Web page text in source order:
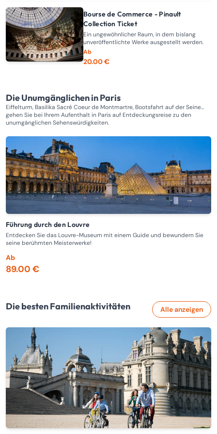
Bourse de Commerce - Pinault
Collection Ticket
Ein ungewöhnlicher Raum, in dem bislang
unveröffentlichte Werke ausgestellt werden.
Ab
20.00 €
Die Unumgänglichen in Paris
Eiffelturm, Basilika Sacré Coeur de Montmartre, Bootsfahrt auf der Seine...
gehen Sie bei Ihrem Aufenthalt in Paris auf Entdeckungsreise zu den
unumgänglichen Sehenswürdigkeiten.
Führung durch den Louvre
Entdecken Sie das Louvre-Museum mit einem Guide und bewundern Sie
seine berühmten Meisterwerke!
Ab
89.00 €
Die besten Familienaktivitäten Alle anzeigen